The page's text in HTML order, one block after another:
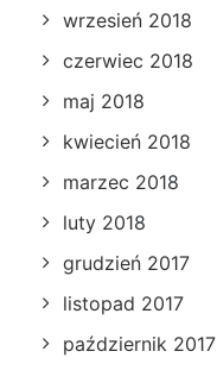
wrzesień 2018
czerwiec 2018
maj 2018
kwiecień 2018
marzec 2018
luty 2018
grudzień 2017
listopad 2017
październik 2017